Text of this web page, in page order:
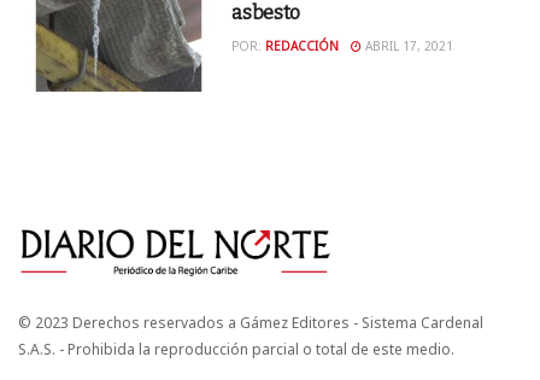
asbesto
POR: REDACCIÓN ABRIL 17, 2021
© 2023 Derechos reservados a Gámez Editores - Sistema Cardenal
S.A.S. - Prohibida la reproducción parcial o total de este medio.